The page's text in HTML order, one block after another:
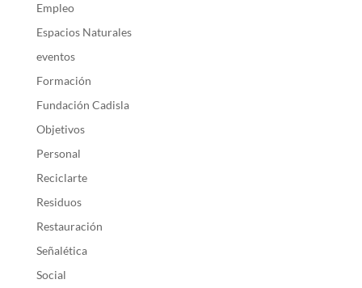
Empleo
Espacios Naturales
eventos
Formación
Fundación Cadisla
Objetivos
Personal
Reciclarte
Residuos
Restauración
Señalética
Social